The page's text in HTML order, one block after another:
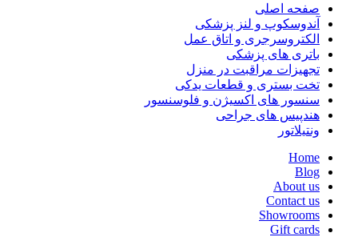
صفحه اصلی
آندوسکوپ و لنز پزشکی
الکتروسرجری و اتاق عمل
باتری های پزشکی
تجهیزات مراقبت در منزل
تخت بستری و قطعات یدکی
سنسور های اکسیژن و فلوسنسور
هندپیس های جراحی
ونتیلاتور
Home
Blog
About us
Contact us
Showrooms
Gift cards